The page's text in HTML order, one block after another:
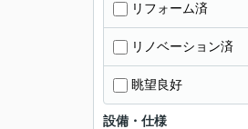
リフォーム済
リノベーション済
眺望良好
設備・仕様